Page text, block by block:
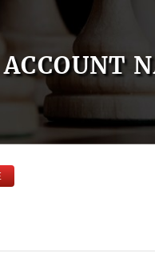
ACCOUNT